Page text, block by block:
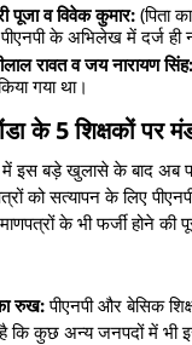
पूजा व विवेक कुमार: (पिता
के अभिलेख में दर्ज ही
रावत व जय नारायण सिंह:
गया था।
के 5 शिक्षकों पर
में इस बड़े खुलासे के बाद अब
को सत्यापन के लिए
के भी फर्जी होने
रुख:पीएनपी और बेसिक
है कि कुछ अन्य जनपदों में भी